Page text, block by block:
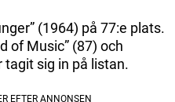
(1964) på 77:e plats.
of Music” (87) och
tagit sig in på listan.